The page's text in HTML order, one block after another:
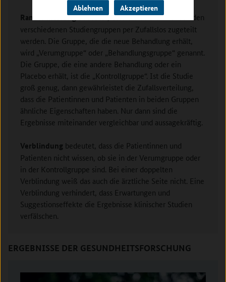
Ablehnen Akzeptieren
Randomisierungbedeutet, dass die Teilnehmenden den
verschiedenen Studiengruppen per Zufallslos zugeteilt
werden. Die Gruppe, die die neue Behandlung erhält,
wird „Verumgruppe“ oder „Behandlungsgruppe“ genannt.
Die Gruppe, die eine andere Behandlung oder ein
Placebo erhält, ist die „Kontrollgruppe“. Ist die Studie
groß genug, dann gewährleistet die Zufallsverteilung,
dass die Patientinnen und Patienten in beiden Gruppen
ähnliche Eigenschaften haben. Nur dann sind die
Ergebnisse miteinander vergleichbar und aussagekräftig.
Verblindung bedeutet, dass die Patientinnen und
Patienten nicht wissen, ob sie in der Verumgruppe oder
in der Kontrollgruppe sind. Bei einer doppelten
Verblindung weiß das auch die ärztliche Seite nicht. Eine
Verblindung verhindert, dass Erwartungen und
Suggestionseffekte die Ergebnisse klinischer Studien
verfälschen.
ERGEBNISSE DER GESUNDHEITSFORSCHUNG